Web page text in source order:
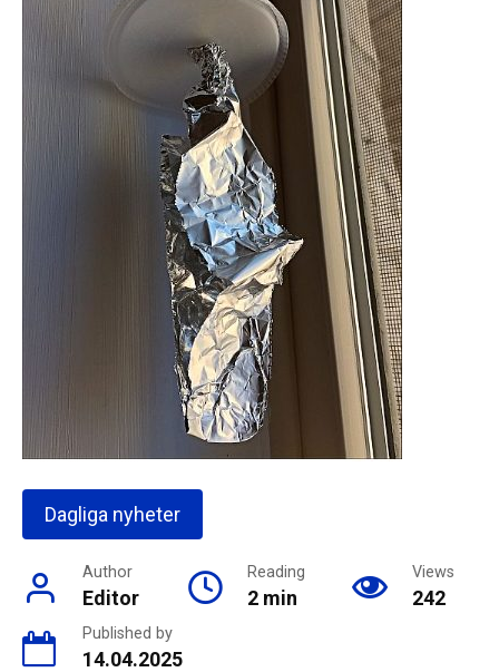
Dagliga nyheter
Author
Editor
Reading
2 min
Views
242
Published by
14.04.2025